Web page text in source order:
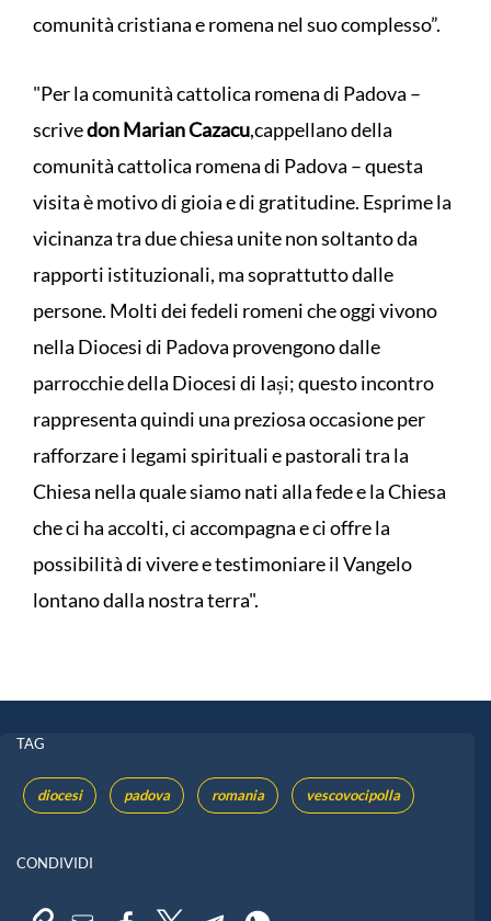
comunità cristiana e romena nel suo complesso”.
"Per la comunità cattolica romena di Padova –
scrivedon Marian Cazacu,cappellano della
comunità cattolica romena di Padova – questa
visita è motivo di gioia e di gratitudine. Esprime la
vicinanza tra due chiesa unite non soltanto da
rapporti istituzionali, ma soprattutto dalle
persone. Molti dei fedeli romeni che oggi vivono
nella Diocesi di Padova provengono dalle
parrocchie della Diocesi di Iași; questo incontro
rappresenta quindi una preziosa occasione per
rafforzare i legami spirituali e pastorali tra la
Chiesa nella quale siamo nati alla fede e la Chiesa
che ci ha accolti, ci accompagna e ci offre la
possibilità di vivere e testimoniare il Vangelo
lontano dalla nostra terra".
TAG
diocesi padova romania vescovocipolla
CONDIVIDI